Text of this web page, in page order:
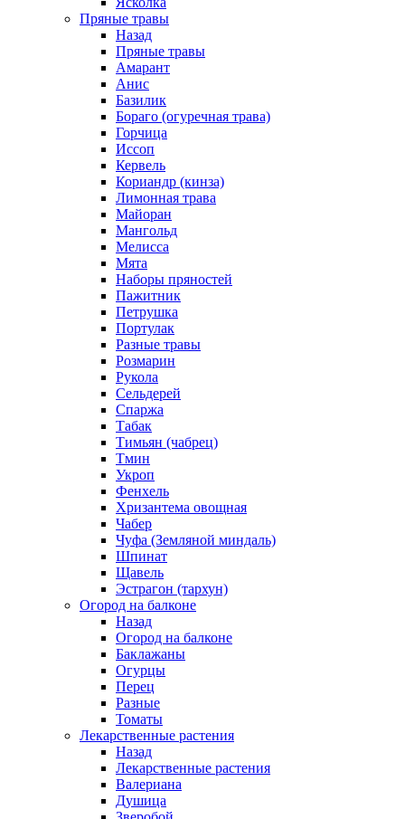
Пряные травы
Назад
Пряные травы
Амарант
Анис
Базилик
Бораго (огуречная трава)
Горчица
Иссоп
Кервель
Кориандр (кинза)
Лимонная трава
Майоран
Мангольд
Мелисса
Мята
Наборы пряностей
Пажитник
Петрушка
Портулак
Разные травы
Розмарин
Рукола
Сельдерей
Спаржа
Табак
Тимьян (чабрец)
Тмин
Укроп
Фенхель
Хризантема овощная
Чабер
Чуфа (Земляной миндаль)
Шпинат
Щавель
Эстрагон (тархун)
Огород на балконе
Назад
Огород на балконе
Баклажаны
Огурцы
Перец
Разные
Томаты
Лекарственные растения
Назад
Лекарственные растения
Валериана
Душица